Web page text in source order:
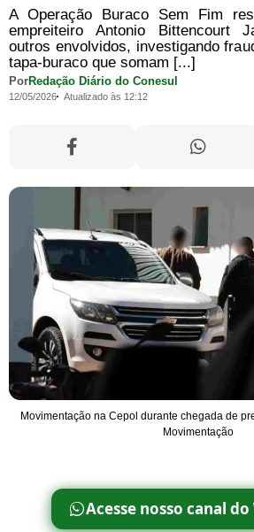
A Operação Buraco Sem Fim
empreiteiro Antonio Bittencourt
outros envolvidos, investigando
tapa-buraco que somam [...]
PorRedação Diário do Conesul
12/05/2026 Atualizado às 12:12
Movimentação na Cepol durante chegada de
Movimentação
Acesse nosso canal